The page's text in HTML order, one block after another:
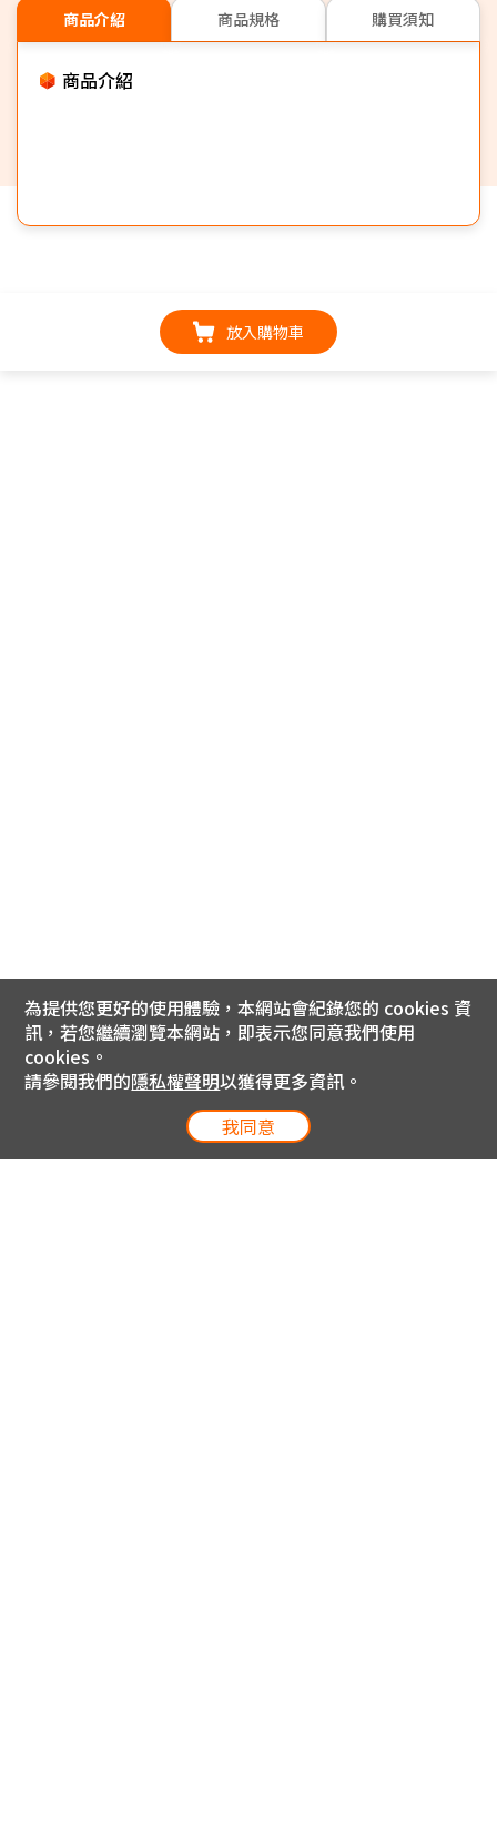
商品介紹 商品規格 購買須知
商品介紹
放入購物車
為提供您更好的使用體驗，本網站會紀錄您的 cookies 資
訊，若您繼續瀏覽本網站，即表示您同意我們使用
cookies。
請參閱我們的隱私權聲明以獲得更多資訊。
我同意